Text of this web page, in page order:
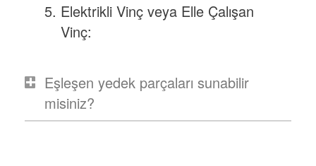
Elektrikli Vinç veya Elle Çalışan
Vinç:
Eşleşen yedek parçaları sunabilir
misiniz?